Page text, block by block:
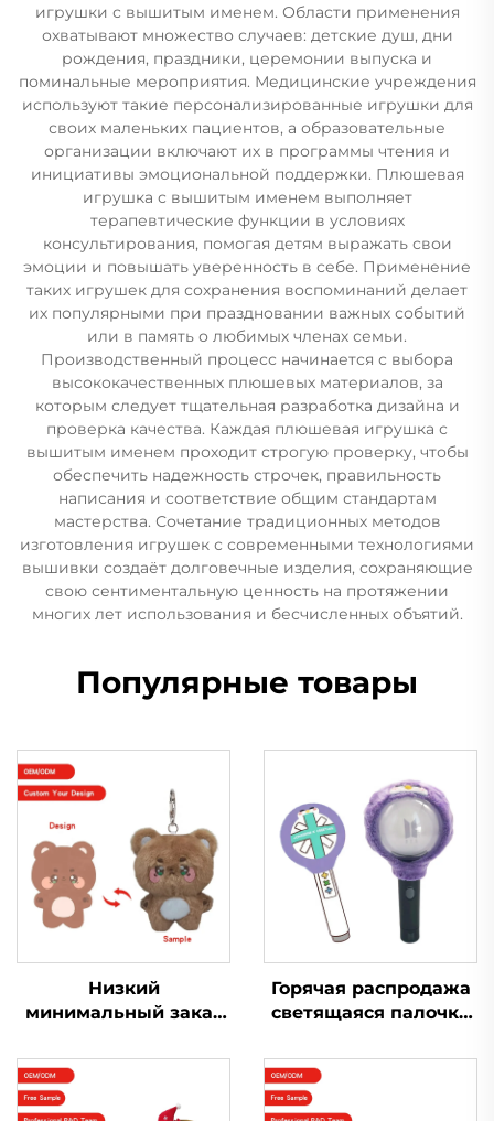
игрушки с вышитым именем. Области применения
охватывают множество случаев: детские душ, дни
рождения, праздники, церемонии выпуска и
поминальные мероприятия. Медицинские учреждения
используют такие персонализированные игрушки для
своих маленьких пациентов, а образовательные
организации включают их в программы чтения и
инициативы эмоциональной поддержки. Плюшевая
игрушка с вышитым именем выполняет
терапевтические функции в условиях
консультирования, помогая детям выражать свои
эмоции и повышать уверенность в себе. Применение
таких игрушек для сохранения воспоминаний делает
их популярными при праздновании важных событий
или в память о любимых членах семьи.
Производственный процесс начинается с выбора
высококачественных плюшевых материалов, за
которым следует тщательная разработка дизайна и
проверка качества. Каждая плюшевая игрушка с
вышитым именем проходит строгую проверку, чтобы
обеспечить надежность строчек, правильность
написания и соответствие общим стандартам
мастерства. Сочетание традиционных методов
изготовления игрушек с современными технологиями
вышивки создаёт долговечные изделия, сохраняющие
свою сентиментальную ценность на протяжении
многих лет использования и бесчисленных объятий.
Популярные товары
Низкий
минимальный заказ
плюшевая кукла
Kpop брелки игрушка
индивидуальный
Горячая распродажа
светящаяся палочка
кукла плюшевые
игрушки для
поклонников поп-